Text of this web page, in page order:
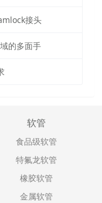
接头
的多面手
软管
食品级软管
特氟龙软管
橡胶软管
金属软管